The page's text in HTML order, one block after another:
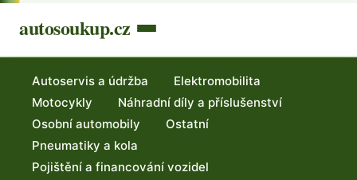
autosoukup.cz
Autoservis a údržba
Elektromobilita
Motocykly
Náhradní díly a příslušenství
Osobní automobily
Ostatní
Pneumatiky a kola
Pojištění a financování vozidel